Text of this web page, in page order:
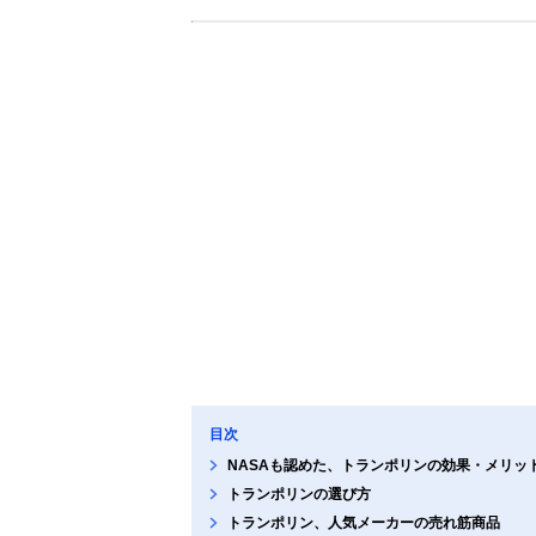
目次
NASAも認めた、トランポリンの効果・メリッ
トランポリンの選び方
トランポリン、人気メーカーの売れ筋商品